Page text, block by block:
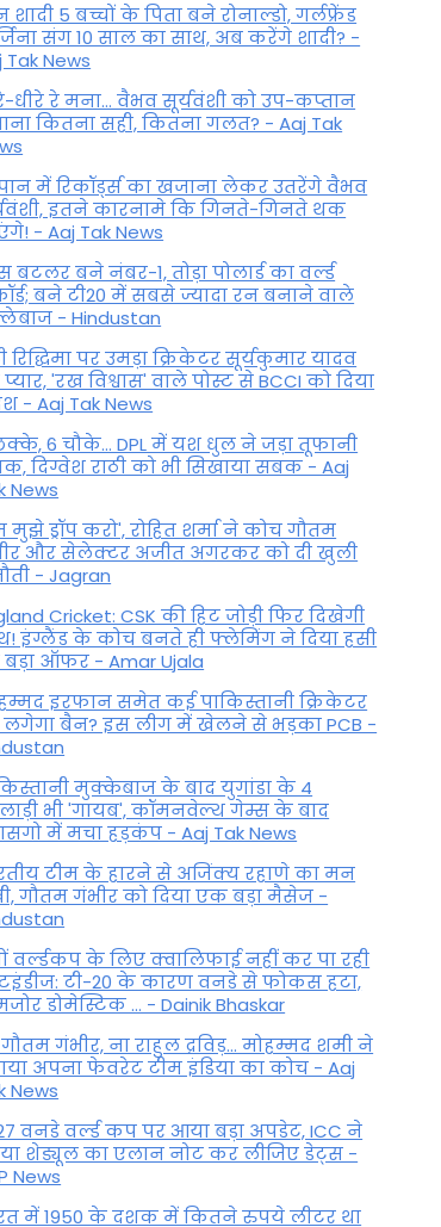
शादी 5 बच्चों के पिता बने रोनाल्डो, गर्लफ्रेंड
संग 10 साल का साथ, अब करेंगे शादी? -
Tak News
धीरे रे मना… वैभव सूर्यवंशी को उप-कप्तान
कितना सही, कितना गलत? - Aaj Tak
में रिकॉर्ड्स का खजाना लेकर उतरेंगे वैभव
इतने कारनामे कि गिनते-गिनते थक
- Aaj Tak News
बटलर बने नंबर-1, तोड़ा पोलार्ड का वर्ल्ड
बने टी20 में सबसे ज्यादा रन बनाने वाले
- Hindustan
र‍िद्ध‍िमा पर उमड़ा क्रिकेटर सूर्यकुमार यादव
'रख विश्वास' वाले पोस्ट से BCCI को दिया
- Aaj Tak News
6 चौके... DPL में यश धुल ने जड़ा तूफानी
द‍िग्वेश राठी को भी स‍िखाया सबक - Aaj
News
मुझे ड्रॉप करो', रोहित शर्मा ने कोच गौतम
और सेलेक्टर अजीत अगरकर को दी खुली
- Jagran
Cricket: CSK की हिट जोड़ी फिर दिखेगी
इंग्लैंड के कोच बनते ही फ्लेमिंग ने दिया हसी
ऑफर - Amar Ujala
इरफान समेत कई पाकिस्तानी क्रिकेटर
लगेगा बैन? इस लीग में खेलने से भड़का PCB -
मुक्केबाज के बाद युगांडा के 4
भी 'गायब', कॉमनवेल्थ गेम्स के बाद
में मचा हड़कंप - Aaj Tak News
टीम के हारने से अजिंक्य रहाणे का मन
गौतम गंभीर को दिया एक बड़ा मैसेज -
वर्ल्डकप के लिए क्वालिफाई नहीं कर पा रही
टी-20 के कारण वनडे से फोकस हटा,
डोमेस्टिक ... - Dainik Bhaskar
गंभीर, ना राहुल द्रव‍िड़... मोहम्मद शमी ने
अपना फेवरेट टीम इंड‍िया का कोच - Aaj
News
वनडे वर्ल्ड कप पर आया बड़ा अपडेट, ICC ने
शेड्यूल का एलान नोट कर लीजिए डेट्स -
News
में 1950 के दशक में कितने रुपये लीटर था